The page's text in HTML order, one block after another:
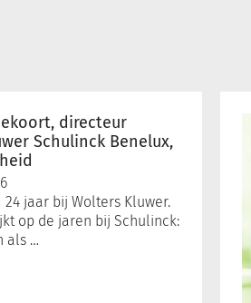
directeur
Schulinck Benelux,
24 jaar bij Wolters Kluwer.
op de jaren bij Schulinck:
als …
Form